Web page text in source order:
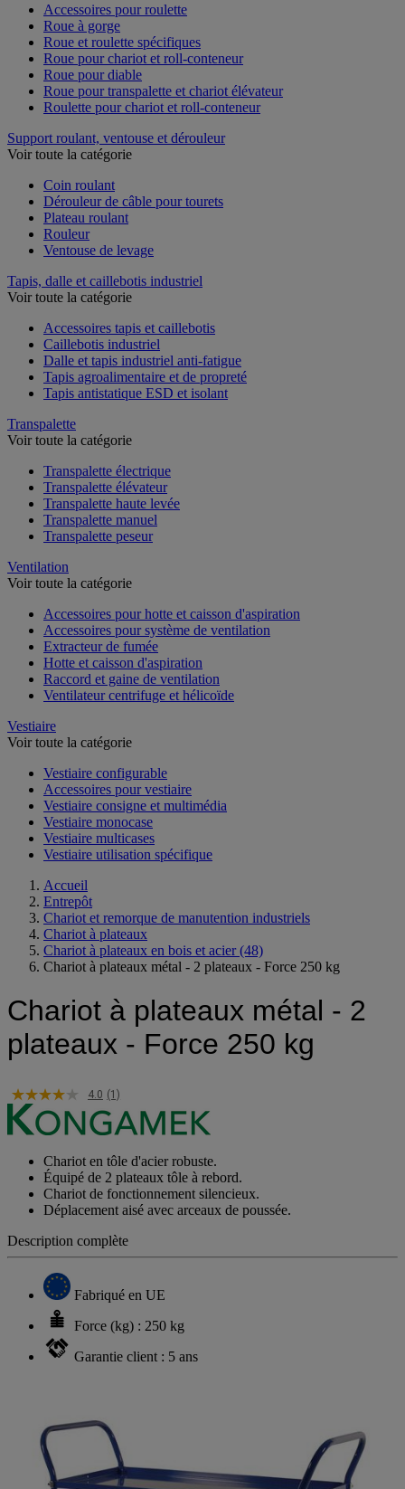
Accessoires pour roulette
Roue à gorge
Roue et roulette spécifiques
Roue pour chariot et roll-conteneur
Roue pour diable
Roue pour transpalette et chariot élévateur
Roulette pour chariot et roll-conteneur
Support roulant, ventouse et dérouleur
Voir toute la catégorie
Coin roulant
Dérouleur de câble pour tourets
Plateau roulant
Rouleur
Ventouse de levage
Tapis, dalle et caillebotis industriel
Voir toute la catégorie
Accessoires tapis et caillebotis
Caillebotis industriel
Dalle et tapis industriel anti-fatigue
Tapis agroalimentaire et de propreté
Tapis antistatique ESD et isolant
Transpalette
Voir toute la catégorie
Transpalette électrique
Transpalette élévateur
Transpalette haute levée
Transpalette manuel
Transpalette peseur
Ventilation
Voir toute la catégorie
Accessoires pour hotte et caisson d'aspiration
Accessoires pour système de ventilation
Extracteur de fumée
Hotte et caisson d'aspiration
Raccord et gaine de ventilation
Ventilateur centrifuge et hélicoïde
Vestiaire
Voir toute la catégorie
Vestiaire configurable
Accessoires pour vestiaire
Vestiaire consigne et multimédia
Vestiaire monocase
Vestiaire multicases
Vestiaire utilisation spécifique
Accueil
Entrepôt
Chariot et remorque de manutention industriels
Chariot à plateaux
Chariot à plateaux en bois et acier (48)
Chariot à plateaux métal - 2 plateaux - Force 250 kg
Chariot à plateaux métal - 2
plateaux - Force 250 kg
4.0 (1)
Chariot en tôle d'acier robuste.
Équipé de 2 plateaux tôle à rebord.
Chariot de fonctionnement silencieux.
Déplacement aisé avec arceaux de poussée.
Description complète
Fabriqué en UE
Force (kg) : 250 kg
Garantie client : 5 ans